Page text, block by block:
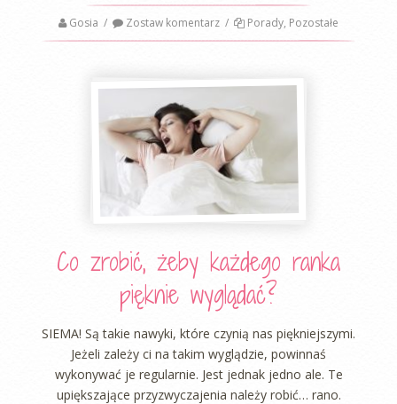
Gosia / Zostaw komentarz / Porady, Pozostałe
Co zrobić, żeby każdego ranka
pięknie wyglądać?
SIEMA! Są takie nawyki, które czynią nas piękniejszymi.
Jeżeli zależy ci na takim wyglądzie, powinnaś
wykonywać je regularnie. Jest jednak jedno ale. Te
upiększające przyzwyczajenia należy robić… rano.